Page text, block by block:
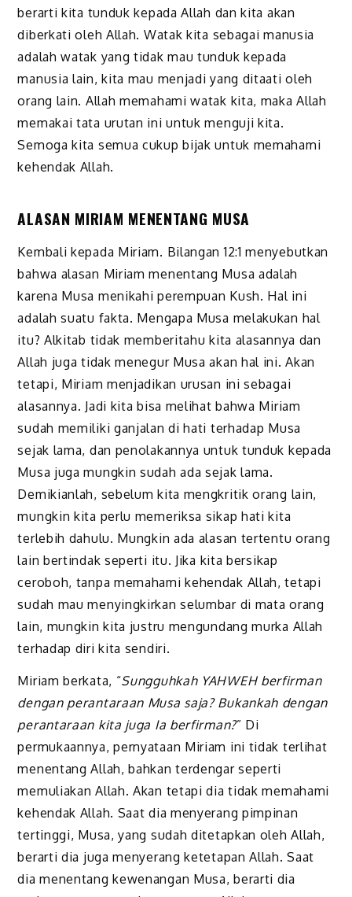
berarti kita tunduk kepada Allah dan kita akan
diberkati oleh Allah. Watak kita sebagai manusia
adalah watak yang tidak mau tunduk kepada
manusia lain, kita mau menjadi yang ditaati oleh
orang lain. Allah memahami watak kita, maka Allah
memakai tata urutan ini untuk menguji kita.
Semoga kita semua cukup bijak untuk memahami
kehendak Allah.
ALASAN MIRIAM MENENTANG MUSA
Kembali kepada Miriam. Bilangan 12:1 menyebutkan
bahwa alasan Miriam menentang Musa adalah
karena Musa menikahi perempuan Kush. Hal ini
adalah suatu fakta. Mengapa Musa melakukan hal
itu? Alkitab tidak memberitahu kita alasannya dan
Allah juga tidak menegur Musa akan hal ini. Akan
tetapi, Miriam menjadikan urusan ini sebagai
alasannya. Jadi kita bisa melihat bahwa Miriam
sudah memiliki ganjalan di hati terhadap Musa
sejak lama, dan penolakannya untuk tunduk kepada
Musa juga mungkin sudah ada sejak lama.
Demikianlah, sebelum kita mengkritik orang lain,
mungkin kita perlu memeriksa sikap hati kita
terlebih dahulu. Mungkin ada alasan tertentu orang
lain bertindak seperti itu. Jika kita bersikap
ceroboh, tanpa memahami kehendak Allah, tetapi
sudah mau menyingkirkan selumbar di mata orang
lain, mungkin kita justru mengundang murka Allah
terhadap diri kita sendiri.
Miriam berkata, “Sungguhkah YAHWEH berfirman
dengan perantaraan Musa saja? Bukankah dengan
perantaraan kita juga Ia berfirman?” Di
permukaannya, pernyataan Miriam ini tidak terlihat
menentang Allah, bahkan terdengar seperti
memuliakan Allah. Akan tetapi dia tidak memahami
kehendak Allah. Saat dia menyerang pimpinan
tertinggi, Musa, yang sudah ditetapkan oleh Allah,
berarti dia juga menyerang ketetapan Allah. Saat
dia menentang kewenangan Musa, berarti dia